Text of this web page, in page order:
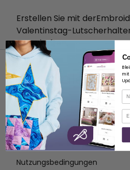
Erstellen Sie mit
Valentinstag-
Botschaften.
ÜBER
Über SVP Worldwide
Kontakt
Nutzungsbedingungen
mit
E-